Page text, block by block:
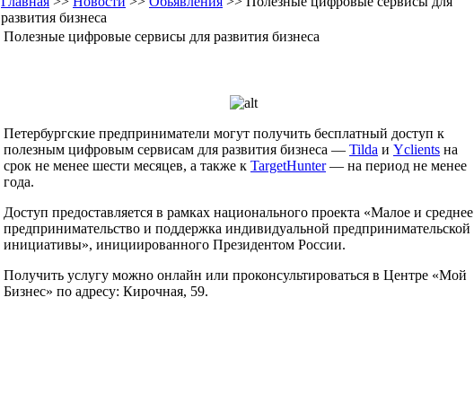
развития бизнеса
Полезные цифровые сервисы для развития бизнеса
Петербургские предприниматели могут получить бесплатный доступ к
полезным цифровым сервисам для развития бизнеса — Tilda и Yclients на
срок не менее шести месяцев, а также к TargetHunter— на период не менее
года.
Доступ предоставляется в рамках национального проекта «Малое и среднее
предпринимательство и поддержка индивидуальной предпринимательской
инициативы», инициированного Президентом России.
Получить услугу можно онлайн или проконсультироваться в Центре «Мой
Бизнес» по адресу: Кирочная, 59.